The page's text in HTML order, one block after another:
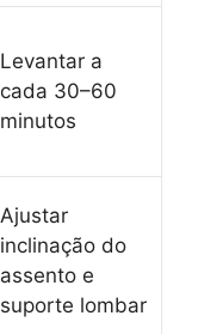
Levantar a
cada 30–60
minutos
Ajustar
inclinação do
assento e
suporte lombar